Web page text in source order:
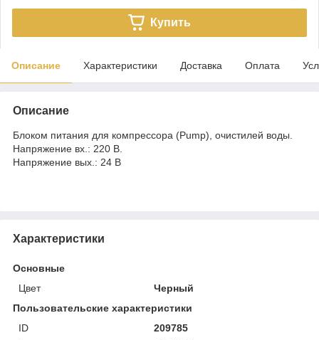
Купить
Описание Характеристики Доставка Оплата
Описание
Блоком питания для компрессора (Pump), очистилей воды.
Напряжение вх.: 220 В.
Напряжение вых.: 24 В
Характеристики
Основные
Цвет
Черный
Пользовательские характеристики
ID
209785